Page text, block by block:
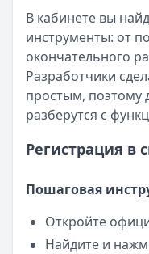
В кабинете вы
инструменты: от
окончательного
Разработчики
простым, поэтому
разберутся с
Регистрация в
Пошаговая
Откройте
Найдите и